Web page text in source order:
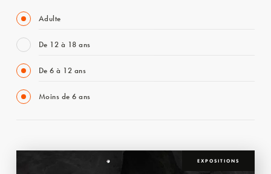
Adulte
De 12 à 18 ans
De 6 à 12 ans
Moins de 6 ans
EXPOSITIONS